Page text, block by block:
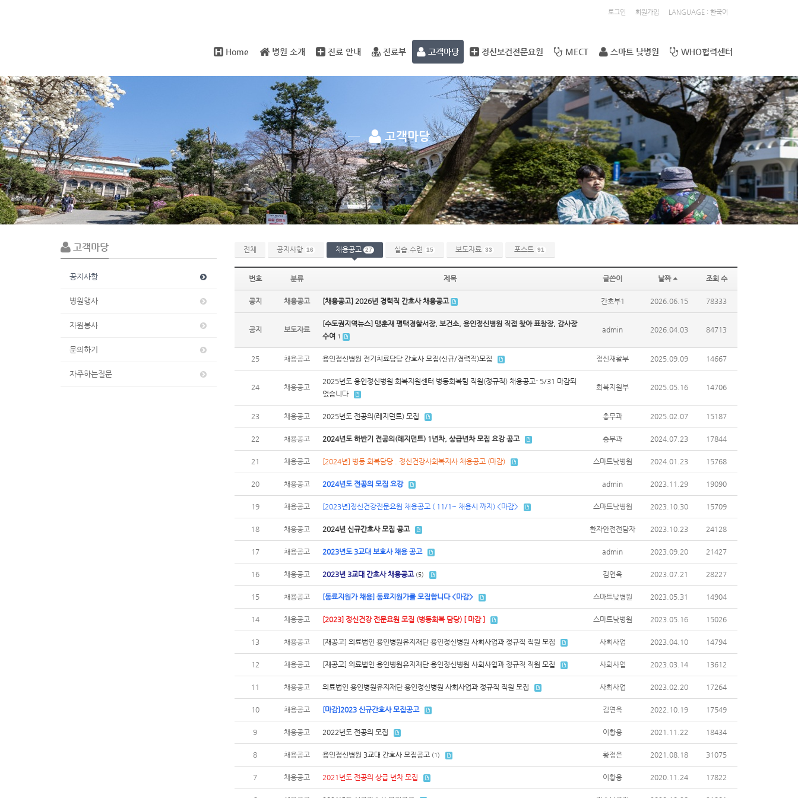
로그인 회원가입 LANGUAGE : 한국어
Home 병원 소개 진료 안내 진료부 고객마당 정신보건전문요원 MECT 스마트 낮병원 WHO협력센터
Sub
Promotion
고객마당
고객마당
공지사항
병원행사
자원봉사
문의하기
자주하는질문
전체 공지사항 16 채용공고 27 실습.수련 15 보도자료 33 포스트 91
번호 분류 제목 글쓴이 날짜 조회 수
공지 채용공고 [채용공고] 2026년 경력직 간호사 채용공고 간호부1 2026.06.15 78333
공지 보도자료
[수도권지역뉴스] 맹훈재 평택경찰서장, 보건소, 용인정신병원 직접 찾아 표창장, 감사장
수여 1
admin 2026.04.03 84713
25 채용공고 용인정신병원 전기치료담당 간호사 모집(신규/경력직)모집 정신재활부 2025.09.09 14667
24 채용공고
2025년도 용인정신병원 회복지원센터 병동회복팀 직원(정규직) 채용공고- 5/31 마감되
었습니다
회복지원부 2025.05.16 14706
23 채용공고 2025년도 전공의(레지던트) 모집 총무과 2025.02.07 15187
22 채용공고 2024년도 하반기 전공의(레지던트) 1년차, 상급년차 모집 요강 공고 총무과 2024.07.23 17844
21 채용공고 [2024년] 병동 회복담당 . 정신건강사회복지사 채용공고 (마감) 스마트낮병원 2024.01.23 15768
20 채용공고 2024년도 전공의 모집 요강 admin 2023.11.29 19090
19 채용공고 [2023년]정신건강전문요원 채용공고 ( 11/1~ 채용시 까지) <마감> 스마트낮병원 2023.10.30 15709
18 채용공고 2024년 신규간호사 모집 공고 환자안전전담자 2023.10.23 24128
17 채용공고 2023년도 3교대 보호사 채용 공고 admin 2023.09.20 21427
16 채용공고 2023년 3교대 간호사 채용공고 (5) 김연옥 2023.07.21 28227
15 채용공고 [동료지원가 채용] 동료지원가를 모집합니다 <마감> 스마트낮병원 2023.05.31 14904
14 채용공고 [2023] 정신건강 전문요원 모집 (병동회복 담당) [ 마감 ] 스마트낮병원 2023.05.16 15026
13 채용공고 [재공고] 의료법인 용인병원유지재단 용인정신병원 사회사업과 정규직 직원 모집 사회사업 2023.04.10 14794
12 채용공고 [재공고] 의료법인 용인병원유지재단 용인정신병원 사회사업과 정규직 직원 모집 사회사업 2023.03.14 13612
11 채용공고 의료법인 용인병원유지재단 용인정신병원 사회사업과 정규직 직원 모집 사회사업 2023.02.20 17264
10 채용공고 [마감]2023 신규간호사 모집공고 김연옥 2022.10.19 17549
9 채용공고 2022년도 전공의 모집 이황용 2021.11.22 18434
8 채용공고 용인정신병원 3교대 간호사 모집공고 (1) 황정은 2021.08.18 31075
7 채용공고 2021년도 전공의 상급 년차 모집 이황용 2020.11.24 17822